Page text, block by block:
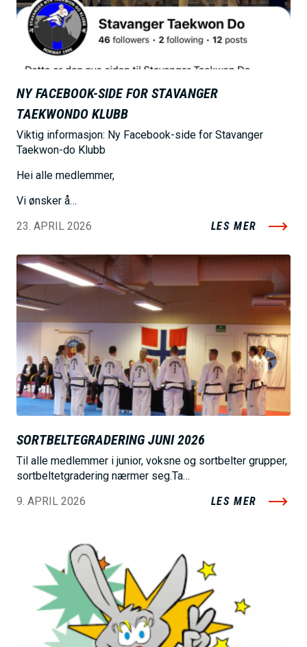
NY FACEBOOK-SIDE FOR STAVANGER
TAEKWONDO KLUBB
Viktig informasjon: Ny Facebook-side for Stavanger
Taekwon-do Klubb
Hei alle medlemmer,
Vi ønsker å…
23. APRIL 2026
LES MER
B
i
l
d
e
SORTBELTEGRADERING JUNI 2026
Til alle medlemmer i junior, voksne og sortbelter grupper,
sortbeltetgradering nærmer seg.Ta…
9. APRIL 2026
LES MER